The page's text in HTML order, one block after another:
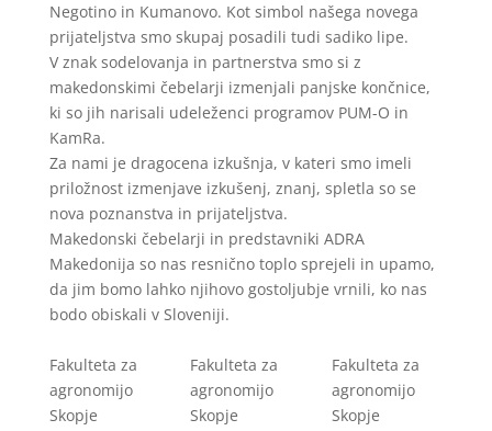
Negotino in Kumanovo. Kot simbol našega novega
prijateljstva smo skupaj posadili tudi sadiko lipe.
V znak sodelovanja in partnerstva smo si z
makedonskimi čebelarji izmenjali panjske končnice,
ki so jih narisali udeleženci programov PUM-O in
KamRa.
Za nami je dragocena izkušnja, v kateri smo imeli
priložnost izmenjave izkušenj, znanj, spletla so se
nova poznanstva in prijateljstva.
Makedonski čebelarji in predstavniki ADRA
Makedonija so nas resnično toplo sprejeli in upamo,
da jim bomo lahko njihovo gostoljubje vrnili, ko nas
bodo obiskali v Sloveniji.
Fakulteta za
agronomijo
Skopje
Fakulteta za
agronomijo
Skopje
Fakulteta za
agronomijo
Skopje